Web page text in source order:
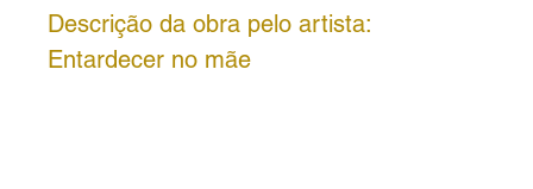
Descrição da obra pelo artista:
Entardecer no mãe